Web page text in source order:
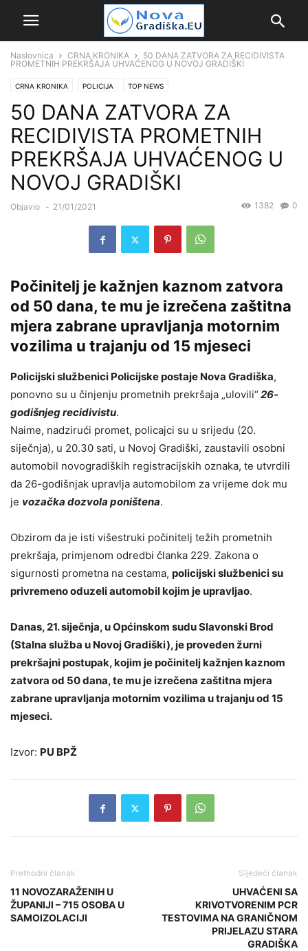
Naslovnica CRNA KRONIKA
50 DANA ZATVORA ZA RECIDIVISTA
PROMETNIH PREKRŠAJA UHVAĆENOG U NOVOJ GRADIŠKI
CRNA KRONIKA POLICIJA TOP NEWS
50 DANA ZATVORA ZA
RECIDIVISTA PROMETNIH
PREKRŠAJA UHVAĆENOG U
NOVOJ GRADIŠKI
Objavio - 21/01/2021 0
1382
Počinitelj je kažnjen kaznom zatvora
od 50 dana, te mu je izrečena zaštitna
mjera zabrane upravljanja motornim
vozilima u trajanju od 15 mjeseci
Policijski službenici Policijske postaje Nova Gradiška,
ponovno su u činjenju prometnih prekršaja „ulovili“26-
godišnjeg recidivistu.
Naime, nadzirući promet, policajci su u srijedu (20.
siječnja), u 20.30 sati, u Novoj Gradiški, zaustavili osobni
automobil novogradiških registracijskih oznaka, te utvrdili
da 26-godišnjak upravlja automobilom za vrijeme dok mu
je vozačka dozvola poništena.
Obzirom da je isti višestruki počinitelj težih prometnih
prekršaja, primjenom odredbi članka 229. Zakona o
sigurnosti prometna na cestama, policijski službenici su
privremeno oduzeli automobil kojim je upravljao.
Danas, 21. siječnja, u Općinskom sudu Slavonski Brod
(Stalna služba u Novoj Gradiški), je proveden žurni
prekršajni postupak, kojim je počinitelj kažnjen kaznom
zatvora od 50 dana, te mu je izrečena zaštitna mjera
zabrane upravljanja motornim vozilima u trajanju od 15
mjeseci.
Izvor: PU BPŽ
Prethodni članak
11 NOVOZARAŽENIH U
ŽUPANIJI – 715 OSOBA U
SAMOIZOLACIJI
Sljedeći članak
UHVAĆENI SA
KRIVOTVORENIM PCR
TESTOVIMA NA GRANIČNOM
PRIJELAZU STARA
GRADIŠKA